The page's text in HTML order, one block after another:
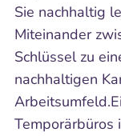
Sie nachhaltig
Miteinander
Schlüssel zu
nachhaltigen
Temporärbüros